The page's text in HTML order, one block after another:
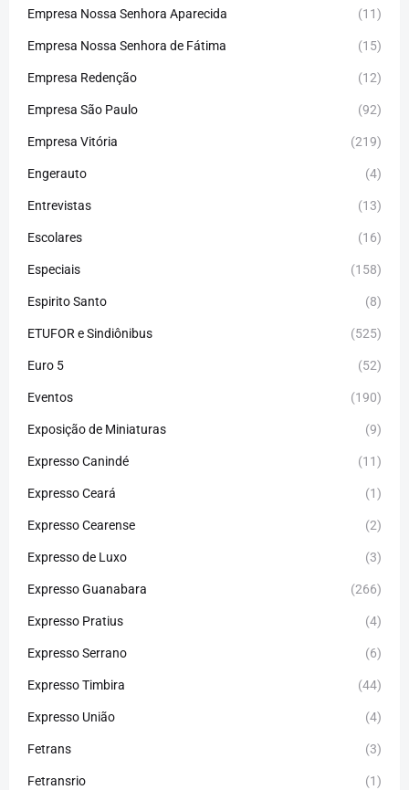
Empresa Nossa Senhora Aparecida (11)
Empresa Nossa Senhora de Fátima (15)
Empresa Redenção (12)
Empresa São Paulo (92)
Empresa Vitória (219)
Engerauto (4)
Entrevistas (13)
Escolares (16)
Especiais (158)
Espirito Santo (8)
ETUFOR e Sindiônibus (525)
Euro 5 (52)
Eventos (190)
Exposição de Miniaturas (9)
Expresso Canindé (11)
Expresso Ceará (1)
Expresso Cearense (2)
Expresso de Luxo (3)
Expresso Guanabara (266)
Expresso Pratius (4)
Expresso Serrano (6)
Expresso Timbira (44)
Expresso União (4)
Fetrans (3)
Fetransrio (1)